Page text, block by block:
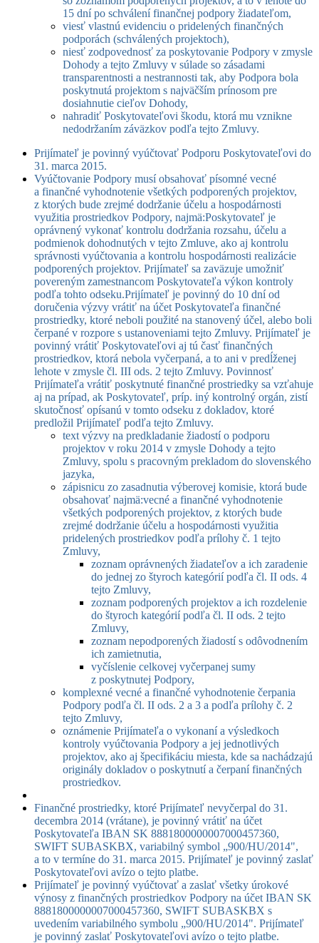
15 dní po schválení finančnej podpory žiadateľom,
viesť vlastnú evidenciu o pridelených finančných
podporách (schválených projektoch),
niesť zodpovednosť za poskytovanie Podpory v zmysle
Dohody a tejto Zmluvy v súlade so zásadami
transparentnosti a nestrannosti tak, aby Podpora bola
poskytnutá projektom s najväčším prínosom pre
dosiahnutie cieľov Dohody,
nahradiť Poskytovateľovi škodu, ktorá mu vznikne
nedodržaním záväzkov podľa tejto Zmluvy.
Prijímateľ je povinný vyúčtovať Podporu Poskytovateľovi do
31. marca 2015.
Vyúčtovanie Podpory musí obsahovať písomné vecné
a finančné vyhodnotenie všetkých podporených projektov,
z ktorých bude zrejmé dodržanie účelu a hospodárnosti
využitia prostriedkov Podpory, najmä:Poskytovateľ je
oprávnený vykonať kontrolu dodržania rozsahu, účelu a
podmienok dohodnutých v tejto Zmluve, ako aj kontrolu
správnosti vyúčtovania a kontrolu hospodárnosti realizácie
podporených projektov. Prijímateľ sa zaväzuje umožniť
povereným zamestnancom Poskytovateľa výkon kontroly
podľa tohto odseku.Prijímateľ je povinný do 10 dní od
doručenia výzvy vrátiť na účet Poskytovateľa finančné
prostriedky, ktoré neboli použité na stanovený účel, alebo boli
čerpané v rozpore s ustanoveniami tejto Zmluvy. Prijímateľ je
povinný vrátiť Poskytovateľovi aj tú časť finančných
prostriedkov, ktorá nebola vyčerpaná, a to ani v predĺženej
lehote v zmysle čl. III ods. 2 tejto Zmluvy. Povinnosť
Prijímateľa vrátiť poskytnuté finančné prostriedky sa vzťahuje
aj na prípad, ak Poskytovateľ, príp. iný kontrolný orgán, zistí
skutočnosť opísanú v tomto odseku z dokladov, ktoré
predložil Prijímateľ podľa tejto Zmluvy.
text výzvy na predkladanie žiadostí o podporu
projektov v roku 2014 v zmysle Dohody a tejto
Zmluvy, spolu s pracovným prekladom do slovenského
jazyka,
zápisnicu zo zasadnutia výberovej komisie, ktorá bude
obsahovať najmä:vecné a finančné vyhodnotenie
všetkých podporených projektov, z ktorých bude
zrejmé dodržanie účelu a hospodárnosti využitia
pridelených prostriedkov podľa prílohy č. 1 tejto
Zmluvy,
zoznam oprávnených žiadateľov a ich zaradenie
do jednej zo štyroch kategórií podľa čl. II ods. 4
tejto Zmluvy,
zoznam podporených projektov a ich rozdelenie
do štyroch kategórií podľa čl. II ods. 2 tejto
Zmluvy,
zoznam nepodporených žiadostí s odôvodnením
ich zamietnutia,
vyčíslenie celkovej vyčerpanej sumy
z poskytnutej Podpory,
komplexné vecné a finančné vyhodnotenie čerpania
Podpory podľa čl. II ods. 2 a 3 a podľa prílohy č. 2
tejto Zmluvy,
oznámenie Prijímateľa o vykonaní a výsledkoch
kontroly vyúčtovania Podpory a jej jednotlivých
projektov, ako aj špecifikáciu miesta, kde sa nachádzajú
originály dokladov o poskytnutí a čerpaní finančných
prostriedkov.
Finančné prostriedky, ktoré Prijímateľ nevyčerpal do 31.
decembra 2014 (vrátane), je povinný vrátiť na účet
Poskytovateľa IBAN SK 8881800000007000457360,
SWIFT SUBASKBX, variabilný symbol „900/HU/2014",
a to v termíne do 31. marca 2015. Prijímateľ je povinný zaslať
Poskytovateľovi avízo o tejto platbe.
Prijímateľ je povinný vyúčtovať a zaslať všetky úrokové
výnosy z finančných prostriedkov Podpory na účet IBAN SK
8881800000007000457360, SWIFT SUBASKBX s
uvedením variabilného symbolu „900/HU/2014". Prijímateľ
je povinný zaslať Poskytovateľovi avízo o tejto platbe.